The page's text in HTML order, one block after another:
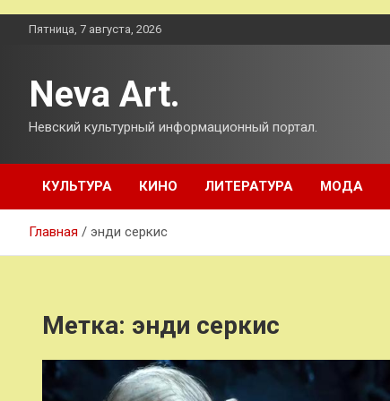
ПерейтиПятница, 7 августа, 2026
Neva Art.
Невский культурный информационный портал.
КУЛЬТУРА КИНО ЛИТЕРАТУРА МОДА
Главная энди серкис
Метка: энди серкис